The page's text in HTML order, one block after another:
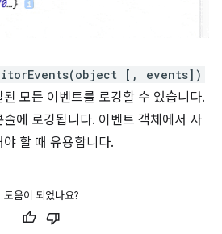
[, events])
모든 이벤트를 로깅할 수 있습니다.
에 로깅됩니다. 이벤트 객체에서 사
할 때 유용합니다.
도움이 되었나요?